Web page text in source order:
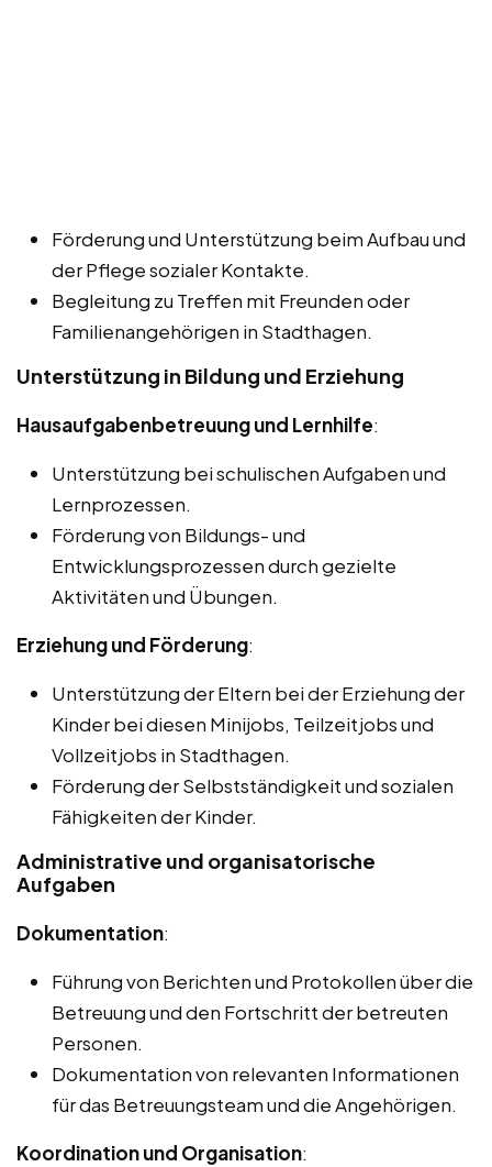
Förderung und Unterstützung beim Aufbau und
der Pflege sozialer Kontakte.
Begleitung zu Treffen mit Freunden oder
Familienangehörigen in Stadthagen.
Unterstützung in Bildung und Erziehung
Hausaufgabenbetreuung und Lernhilfe:
Unterstützung bei schulischen Aufgaben und
Lernprozessen.
Förderung von Bildungs- und
Entwicklungsprozessen durch gezielte
Aktivitäten und Übungen.
Erziehung und Förderung:
Unterstützung der Eltern bei der Erziehung der
Kinder bei diesen Minijobs, Teilzeitjobs und
Vollzeitjobs in Stadthagen.
Förderung der Selbstständigkeit und sozialen
Fähigkeiten der Kinder.
Administrative und organisatorische
Aufgaben
Dokumentation:
Führung von Berichten und Protokollen über die
Betreuung und den Fortschritt der betreuten
Personen.
Dokumentation von relevanten Informationen
für das Betreuungsteam und die Angehörigen.
Koordination und Organisation: